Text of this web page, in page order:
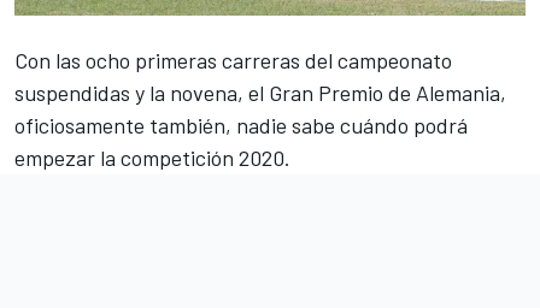
Con las ocho primeras carreras del campeonato
suspendidas y la novena, el Gran Premio de Alemania,
oficiosamente también, nadie sabe cuándo podrá
empezar la competición 2020.